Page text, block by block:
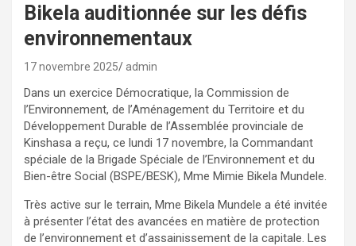
Bikela auditionnée sur les défis
environnementaux
17 novembre 2025 admin
Dans un exercice Démocratique, la Commission de
l’Environnement, de l’Aménagement du Territoire et du
Développement Durable de l’Assemblée provinciale de
Kinshasa a reçu, ce lundi 17 novembre, la Commandant
spéciale de la Brigade Spéciale de l’Environnement et du
Bien-être Social (BSPE/BESK), Mme Mimie Bikela Mundele.
Très active sur le terrain, Mme Bikela Mundele a été invitée
à présenter l’état des avancées en matière de protection
de l’environnement et d’assainissement de la capitale. Les